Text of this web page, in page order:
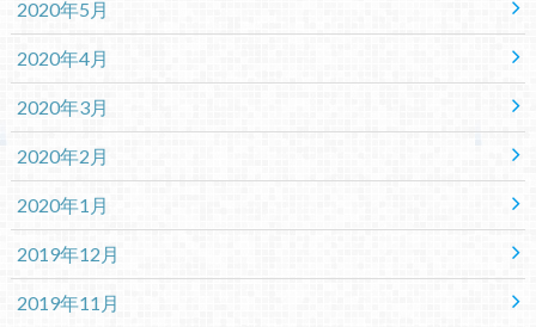
2020年5月
2020年4月
2020年3月
2020年2月
2020年1月
2019年12月
2019年11月